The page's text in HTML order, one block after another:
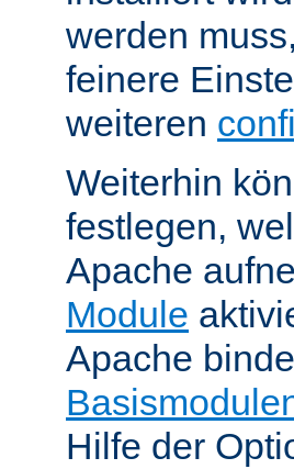
werden
feinere
weiteren
Weiterhin
festlegen,
Apache
Module
Apache
Hilfe der